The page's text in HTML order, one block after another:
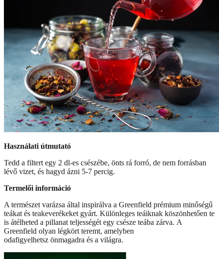
Használati útmutató
Tedd a filtert egy 2 dl-es csészébe, önts rá forró, de nem forrásban
lévő vizet, és hagyd ázni 5-7 percig.
Termelői információ
A természet varázsa által inspirálva a Greenfield prémium minőségű
teákat és teakeverékeket gyárt. Különleges teáiknak köszönhetően te
is átélheted a pillanat teljességét egy csésze teába zárva. A
Greenfield olyan légkört teremt, amelyben
odafigyelhetsz önmagadra és a világra.